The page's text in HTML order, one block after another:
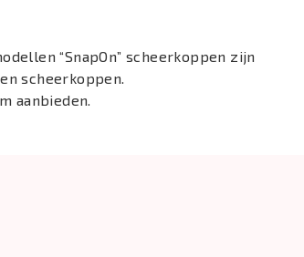
“SnapOn” scheerkoppen zijn
scheerkoppen.
aanbieden.